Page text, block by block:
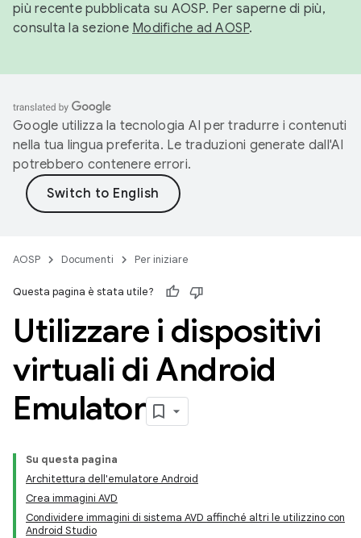
più recente pubblicata su AOSP. Per saperne di più,
consulta la sezione Modifiche ad AOSP.
Google utilizza la tecnologia AI per tradurre i contenuti
nella tua lingua preferita. Le traduzioni generate dall'AI
potrebbero contenere errori.
AOSP Documenti Per iniziare
Questa pagina è stata utile?
Utilizzare i dispositivi
virtuali di Android
Emulator
Su questa pagina
Architettura dell'emulatore Android
Crea immagini AVD
Condividere immagini di sistema AVD affinché altri le utilizzino con
Android Studio